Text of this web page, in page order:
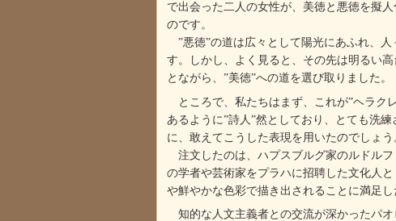
で出会った二人の女性が、美徳と悪徳を擬
のです。
”悪徳”の道は広々として陽光にあふれ、人
す。しかし、よく見ると、その先は明るい
とながら、”美徳”への道を選び取りました。
ところで、私たちはまず、これが”ヘラク
あるように”詩人”然としており、とても洗
に、敢えてこうした表現を用いたのでしょう
注文したのは、ハプスブルグ家のルドルフ
の学者や芸術家をプラハに招聘した文化人
や鮮やかな色彩で描き出されることに満足
知的な人文主義者との交流が深かったパオ